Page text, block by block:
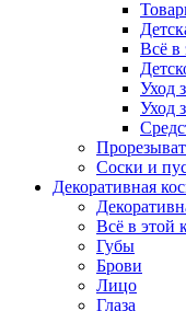
Всё в
Уход
Уход
Соски и
Декоративная
Всё в этой
Губы
Брови
Лицо
Глаза